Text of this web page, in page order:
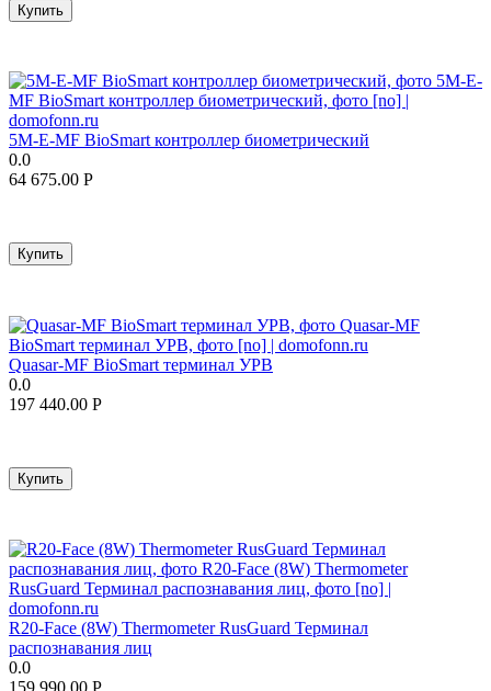
Купить
5M-E-MF BioSmart контроллер биометрический
0.0
64 675.00 Р
Купить
Quasar-MF BioSmart терминал УРВ
0.0
197 440.00 Р
Купить
R20-Face (8W) Thermometer RusGuard Терминал
распознавания лиц
0.0